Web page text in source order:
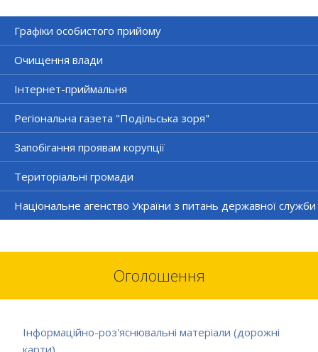
Графіки особистого прийому
Очищення влади
Інтернет-приймальня
Регіональна газета "Подільська зоря"
Запобігання проявам корупції
Територіальні громади
Національне агенство України з питань державної служби
Оголошення
Інформаційно-роз'яснювальні матеріали (дорожні